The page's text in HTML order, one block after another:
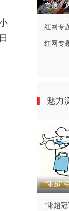
专题丨
红网专
红网专
魅力
“湘超”
“湘超